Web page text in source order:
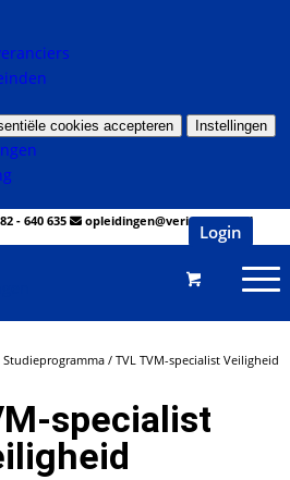
cookies accepteren
Instellingen
- 640 635 opleidingen@veringmeier.nl
Login
Studieprogramma / TVL TVM-specialist Veiligheid
specialist